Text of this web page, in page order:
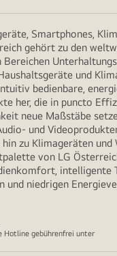
Smartphones,
gehört zu den
Bereichen
und
bedienbare,
her, die in puncto
neue Maßstäbe
und
zu Klimageräten und
von LG
intelligente
und niedrigen
Hotline gebührenfrei unter